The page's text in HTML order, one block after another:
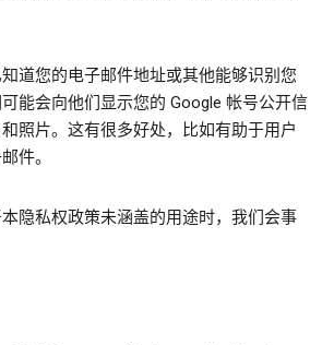
道您的电子邮件地址或其他能够识别您
能会向他们显示您的 Google 帐号公开信
照片。这有很多好处，比如有助于用户
件。
隐私权政策未涵盖的用途时，我们会事